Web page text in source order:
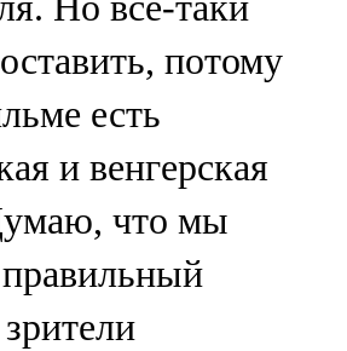
потому
есть
и венгерская
что мы